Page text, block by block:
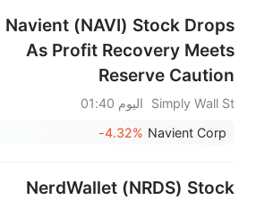
Navient (NAVI) Stock Drops
As Profit Recovery Meets
Reserve Caution
Simply Wall St
اليوم 01:40
Navient Corp
-4.32%
NerdWallet (NRDS) Stock